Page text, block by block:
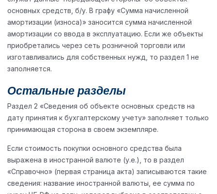
основных средств, б/у. В графу «Сумма начисленной
амортизации (износа)» заносится сумма начисленной
амортизации со ввода в эксплуатацию. Если же объекты
приобретались через сеть розничной торговли или
изготавливались для собственных нужд, то раздел 1 не
заполняется.
Остальные разделы
Раздел 2 «Сведения об объекте основных средств на
дату принятия к бухгалтерскому учету» заполняет только
принимающая сторона в своем экземпляре.
Если стоимость покупки основного средства была
выражена в иностранной валюте (у.е.), то в раздел
«Справочно» (первая страница акта) записываются такие
сведения: название иностранной валюты, ее сумма по